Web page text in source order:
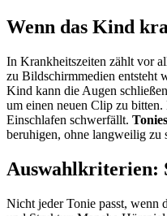
Wenn das Kind
In Krankheitszeiten zählt vor
zu Bildschirmmedien entsteht
Kind kann die Augen
um einen neuen Clip zu
Einschlafen schwerfällt.
beruhigen, ohne langweilig zu
Auswahlkriterien:
Nicht jeder Tonie passt, wenn